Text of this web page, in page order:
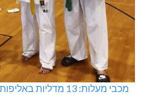
מכבי מעלות: 13 מדליות באליפות ישראל